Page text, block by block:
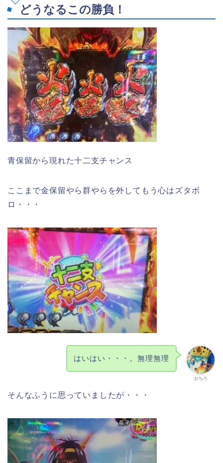
どうなるこの勝負！
青保留から現れた十二支チャンス
ここまで金保留やら群やらを外してもう心はズタボ
ロ・・・
おちろ
はいはい・・・。無理無理
そんなふうに思っていましたが・・・